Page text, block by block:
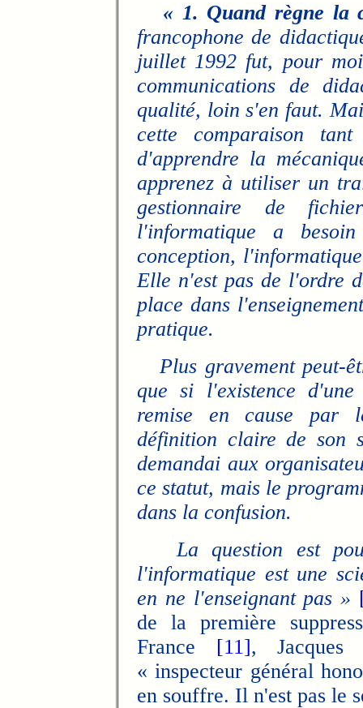
« 1. Quand règne la
francophone de
juillet 1992 fut, pour
communications de
qualité, loin s'en faut.
cette comparaison
d'apprendre la
apprenez à utiliser un
gestionnaire de
l'informatique a
conception,
Elle n'est pas de l'ordre
place dans
pratique.
Plus gravement peut-
que si l'existence
remise en cause par
définition claire de son
demandai aux
ce statut, mais le
dans la confusion.
La question est
l'informatique est une
en ne l'enseignant pas »
de la première
France [11],
« inspecteur général
en souffre. Il n'est pas le